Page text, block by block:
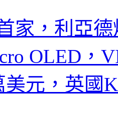
家，利亞
OLED，
美元，英國